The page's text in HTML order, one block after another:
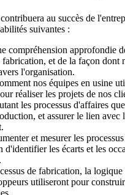
au succès de
suivantes :
compréhension approfondie
et de la façon dont
l'organisation.
nos équipes en usine
réaliser les projets de nos
les processus d'affaires
et assurer le lien avec
et mesurer les
d'identifier les écarts et les
de fabrication, la logique
utiliseront pour